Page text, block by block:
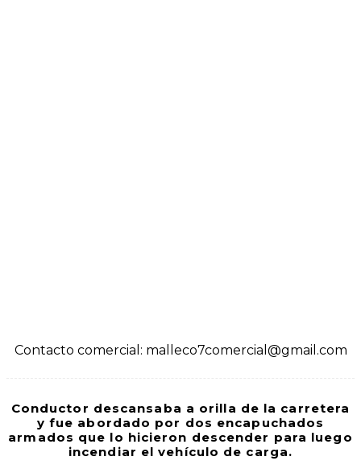
Contacto comercial: malleco7comercial@gmail.com
Conductor descansaba a orilla de la carretera
y fue abordado por dos encapuchados
armados que lo hicieron descender para luego
incendiar el vehículo de carga.